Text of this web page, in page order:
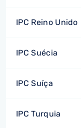
IPC Reino Unido
IPC Suécia
IPC Suíça
IPC Turquia